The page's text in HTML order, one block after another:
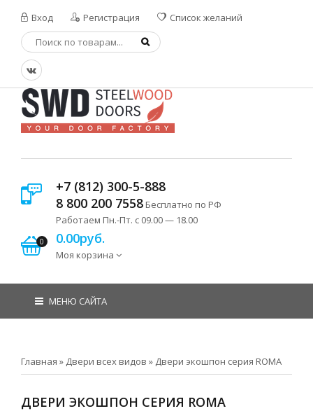
Вход Регистрация Список желаний
+7 (812) 300-5-888
8 800 200 7558 Бесплатно по РФ
Работаем Пн.-Пт. с 09.00 — 18.00
0 0.00руб.
Моя корзина
МЕНЮ САЙТА
Главная » Двери всех видов » Двери экошпон серия ROMA
ДВЕРИ ЭКОШПОН СЕРИЯ ROMA